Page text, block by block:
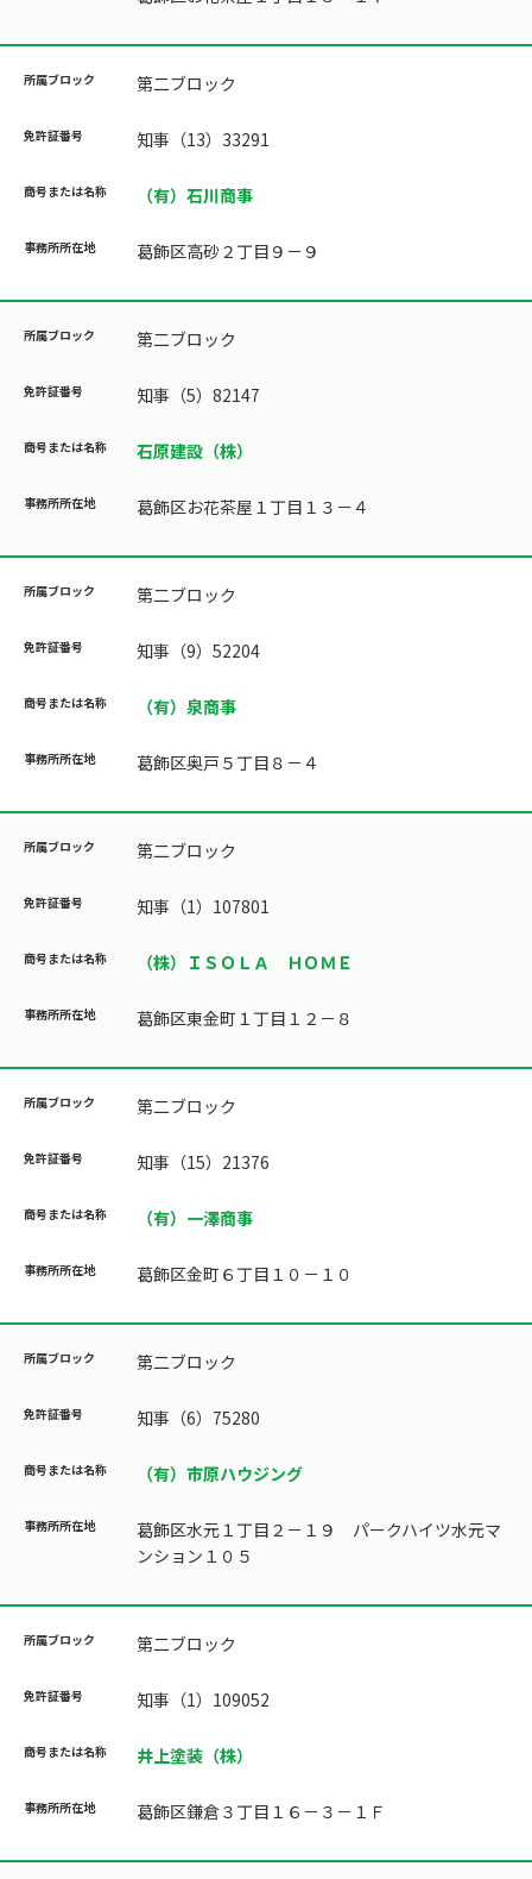
第二ブロック
知事（13）33291
（有）石川商事
葛飾区高砂２丁目９－９
第二ブロック
知事（5）82147
石原建設（株）
葛飾区お花茶屋１丁目１３－４
第二ブロック
知事（9）52204
（有）泉商事
葛飾区奥戸５丁目８－４
第二ブロック
知事（1）107801
（株）ＩＳＯＬＡ ＨＯＭＥ
葛飾区東金町１丁目１２－８
第二ブロック
知事（15）21376
（有）一澤商事
葛飾区金町６丁目１０－１０
第二ブロック
知事（6）75280
（有）市原ハウジング
葛飾区水元１丁目２－１９ パークハイツ水元マ
ンション１０５
第二ブロック
知事（1）109052
井上塗装（株）
葛飾区鎌倉３丁目１６－３－１Ｆ